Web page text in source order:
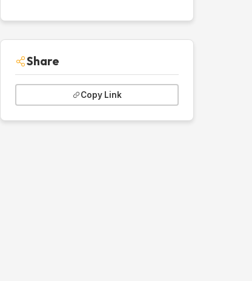
Share
Copy Link